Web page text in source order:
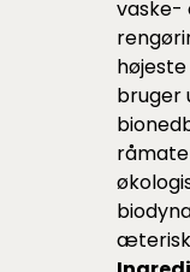
vaske-
bruger